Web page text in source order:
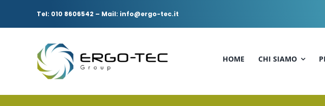
Tel: 010 8606542 – Mail: info@ergo-tec.it
HOME CHI SIAMO